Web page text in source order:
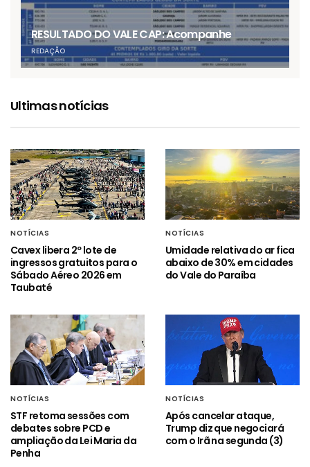
RESULTADO DO VALE CAP: Acompanhe
REDAÇÃO
Ultimas notícias
NOTÍCIAS
Cavex libera 2º lote de
ingressos gratuitos para o
Sábado Aéreo 2026 em
Taubaté
NOTÍCIAS
Umidade relativa do ar fica
abaixo de 30% em cidades
do Vale do Paraíba
NOTÍCIAS
STF retoma sessões com
debates sobre PCD e
ampliação da Lei Maria da
Penha
NOTÍCIAS
Após cancelar ataque,
Trump diz que negociará
com o Irã na segunda (3)